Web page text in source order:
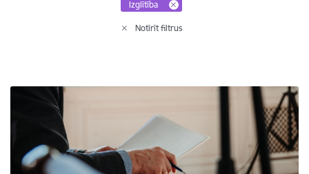
Izglītība
Notīrīt filtrus